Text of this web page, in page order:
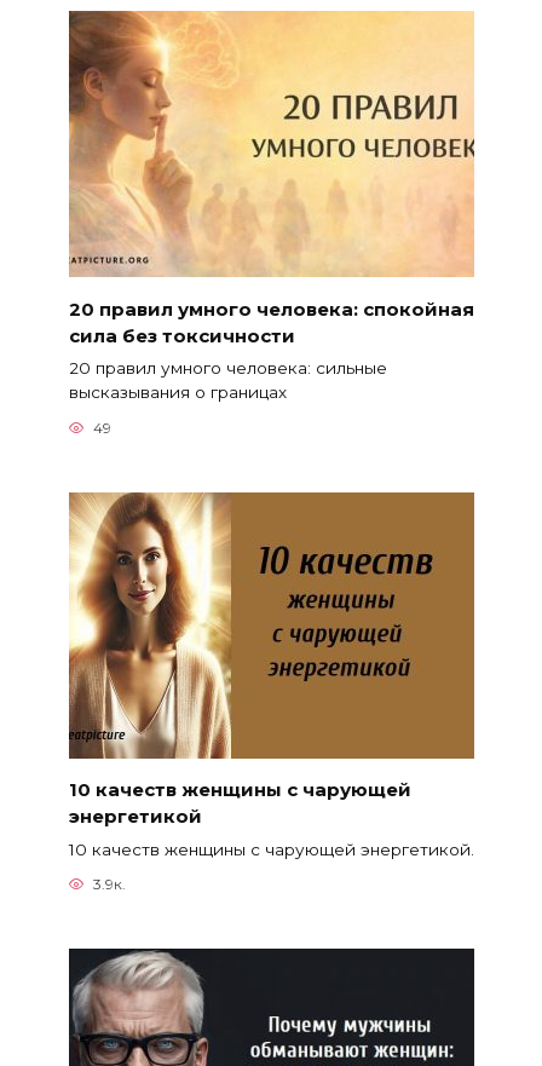
20 правил умного человека: спокойная
сила без токсичности
20 правил умного человека: сильные
высказывания о границах
49
10 качеств женщины с чарующей
энергетикой
10 качеств женщины с чарующей энергетикой.
3.9к.